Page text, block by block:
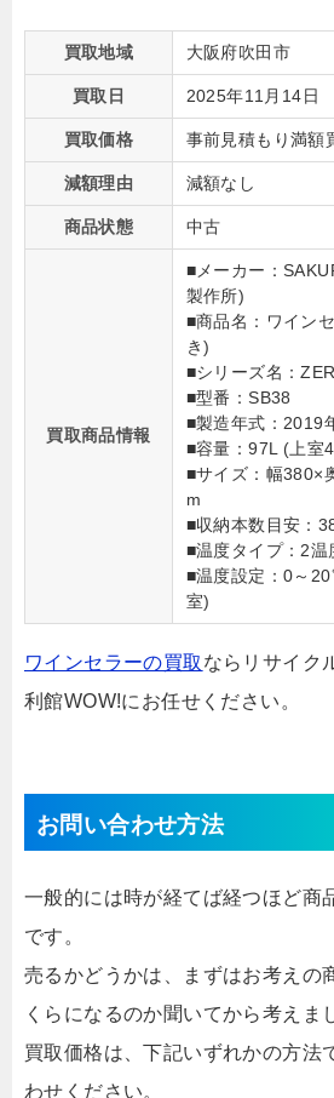
買取地域 大阪府吹田市
買取日 2025年11月14日
買取価格 事前見積もり満額
減額理由 減額なし
商品状態 中古
買取商品情報
■メーカー：
製作所)
■商品名：ワイン
き)
■シリーズ名：
■型番：SB38
■製造年式：2019
■容量：97L (上室
■サイズ：幅380×
m
■収納本数目安：
■温度タイプ：2温
■温度設定：0～
室)
ワインセラーの買取 ならリサイク
利館WOW!にお任せください。
お問い合わせ方法
一般的には時が経てば経つほど商
です。
売るかどうかは、まずはお考えの
くらになるのか聞いてから考えま
買取価格は、下記いずれかの方法
わせください。